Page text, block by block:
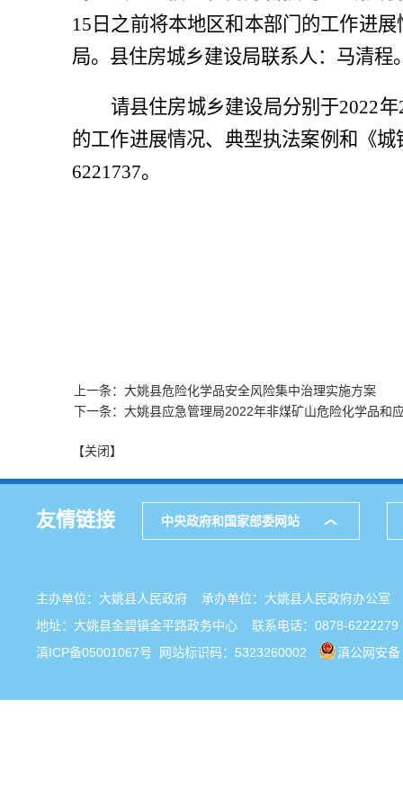
15日之前将本地区和本部门的工作进
局。县住房城乡建设局联系人：马清程
请县住房城乡建设局分别于2022
的工作进展情况、典型执法案例和《
6221737。
上一条：大姚县危险化学品安全风险集中治理实施方案
下一条：大姚县应急管理局2022年非煤矿山危险化学品和
【关闭】
友情链接 中央政府和国家部委网站
主办单位：大姚县人民政府 承办单位：大姚县人民政府办公
地址：大姚县金碧镇金平路政务中心 联系电话：0878-6222279
滇ICP备05001067号 网站标识码：5323260002 滇公网安